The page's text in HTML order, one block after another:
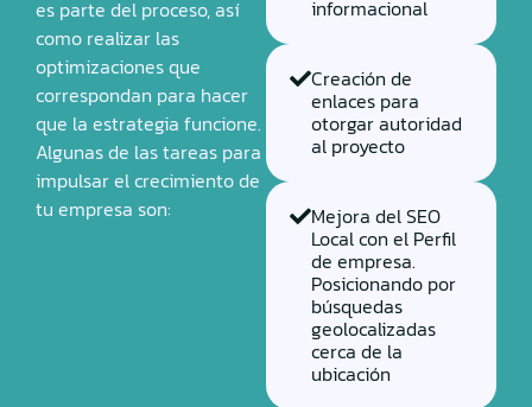
es parte del proceso, así
como realizar las
optimizaciones que
correspondan para hacer
que la estrategia funcione.
Algunas de las tareas para
impulsar el crecimiento de
tu empresa son:
informacional
Creación de
enlaces para
otorgar autoridad
al proyecto
Mejora del SEO
Local con el Perfil
de empresa.
Posicionando por
búsquedas
geolocalizadas
cerca de la
ubicación